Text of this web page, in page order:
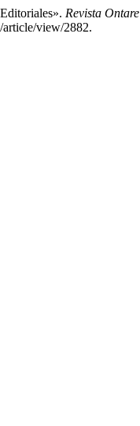
Revista Ontare
article/view/2882.